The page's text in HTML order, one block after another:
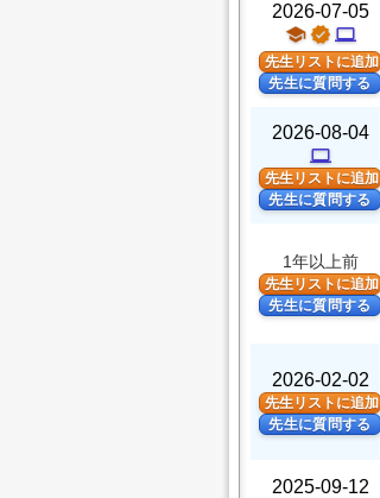
2026-07-05
school verified computer
先生リストに追加
先生に質問する
2026-08-04
computer
先生リストに追加
先生に質問する
1年以上前
先生リストに追加
先生に質問する
2026-02-02
先生リストに追加
先生に質問する
2025-09-12